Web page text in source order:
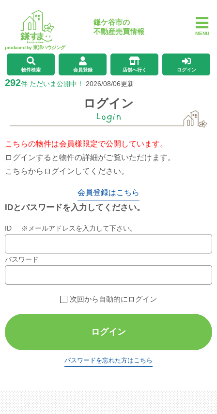
produced by 東洋ハウジング
鎌ケ谷市の
不動産売買情報
MENU
物件検索 会員登録 店舗へ行く ログイン
292件 ただいま公開中！ 2026/08/06更新
ログイン
Login
こちらの物件は会員様限定で公開しています。
ログインすると物件の詳細がご覧いただけます。
こちらからログインしてください。
会員登録はこちら
IDとパスワードを入力してください。
ID ※メールアドレスを入力して下さい。
パスワード
次回から自動的にログイン
ログイン
パスワードを忘れた方はこちら